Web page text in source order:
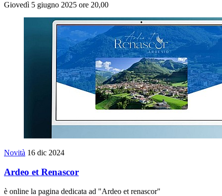
Giovedì 5 giugno 2025 ore 20,00
Novità 16 dic 2024
Ardeo et Renascor
è online la pagina dedicata ad "Ardeo et renascor"